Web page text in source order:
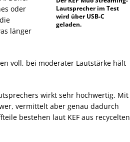
Lautsprecher im Test
wird über USB-C
geladen.
oder
länger
voll, bei moderater Lautstärke hält
wirkt sehr hochwertig. Mit
vermittelt aber genau dadurch
bestehen laut KEF aus recycelten